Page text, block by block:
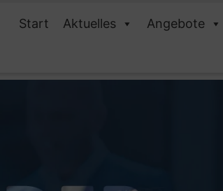
Start Aktuelles Angebote